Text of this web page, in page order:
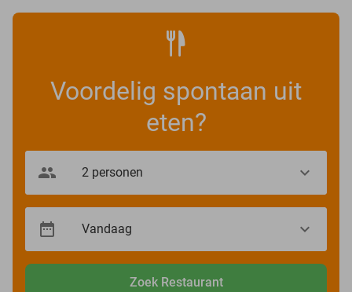
Voordelig spontaan uit
eten?
Zoek Restaurant